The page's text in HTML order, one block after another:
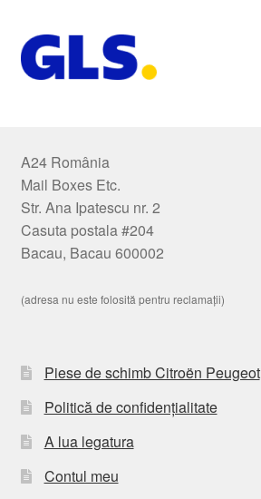
A24 România
Mail Boxes Etc.
Str. Ana Ipatescu nr. 2
Casuta postala #204
Bacau, Bacau 600002
(adresa nu este folosită pentru reclamații)
Piese de schimb Citroën Peugeot
Politică de confidențialitate
A lua legatura
Contul meu